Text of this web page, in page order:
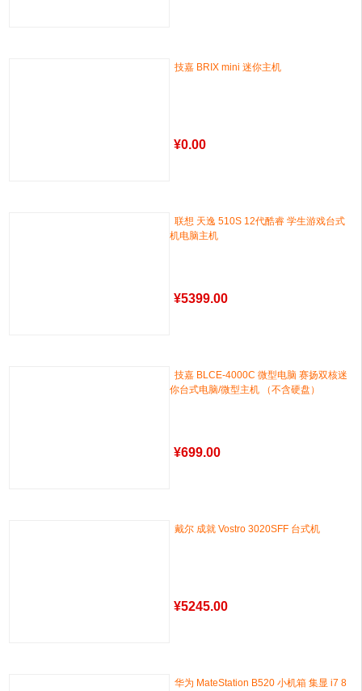
技嘉 BRIX mini 迷你主机
¥0.00
联想 天逸 510S 12代酷睿 学生游戏台式
机电脑主机
¥5399.00
技嘉 BLCE-4000C 微型电脑 赛扬双核迷
你台式电脑/微型主机 （不含硬盘）
¥699.00
戴尔 成就 Vostro 3020SFF 台式机
¥5245.00
华为 MateStation B520 小机箱 集显 i7 8